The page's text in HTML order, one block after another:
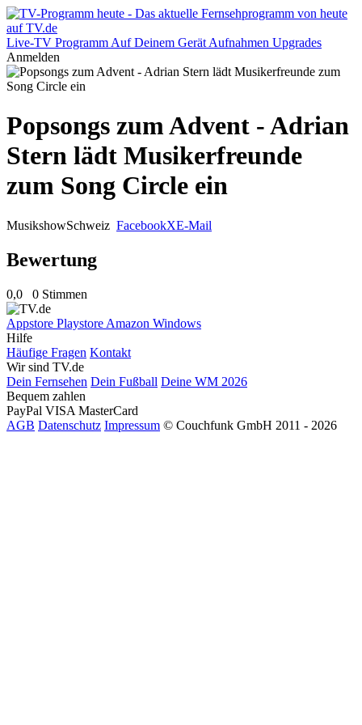
Live-TV Programm Auf Deinem Gerät Aufnahmen Upgrades
Anmelden
Popsongs zum Advent - Adrian
Stern lädt Musikerfreunde
zum Song Circle ein
MusikshowSchweiz FacebookXE-Mail
Bewertung
0,0 0 Stimmen
Appstore Playstore Amazon Windows
Hilfe
Häufige Fragen Kontakt
Wir sind TV.de
Dein Fernsehen Dein Fußball Deine WM 2026
Bequem zahlen
PayPal VISA MasterCard
AGB Datenschutz Impressum © Couchfunk GmbH 2011 - 2026